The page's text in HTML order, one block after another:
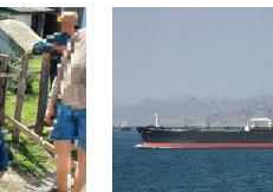
опитування показало, кому
підрозділи з українських